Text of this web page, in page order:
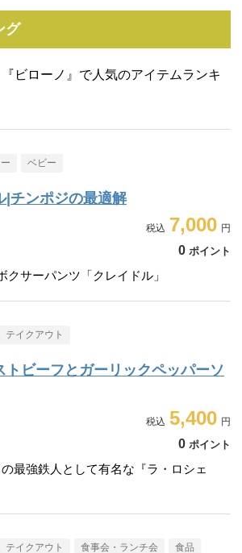
グ
ビローノ』で人気のアイテムランキ
ベビー
|チンポジの最適解
7,000
0 ポイント
サーパンツ「クレイドル」
テイクアウト
ビーフとガーリックペッパーソ
5,400
0 ポイント
最強鉄人として有名な『ラ・ロシェ
テイクアウト 食事会・ランチ会 食品